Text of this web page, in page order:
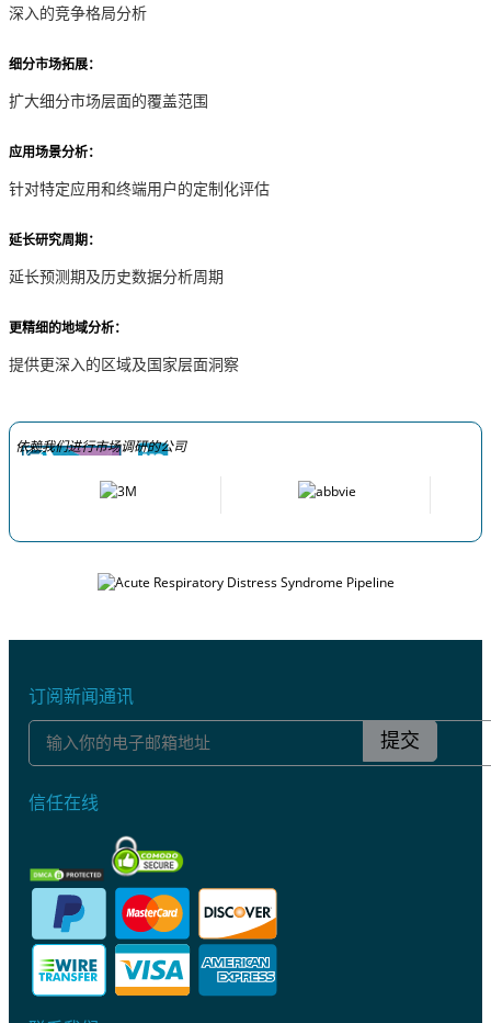
深入的竞争格局分析
细分市场拓展：
扩大细分市场层面的覆盖范围
应用场景分析：
针对特定应用和终端用户的定制化评估
延长研究周期：
延长预测期及历史数据分析周期
更精细的地域分析：
提供更深入的区域及国家层面洞察
依赖我们进行市场调研的公司
订阅新闻通讯
提交
信任在线